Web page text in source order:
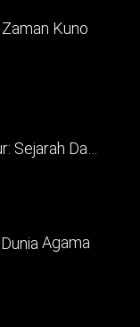
Kuno
Sejarah Da…
Agama